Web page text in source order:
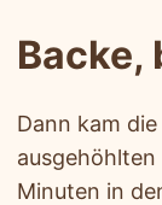
Backe,
Dann kam
ausgehöhlten
Minuten in